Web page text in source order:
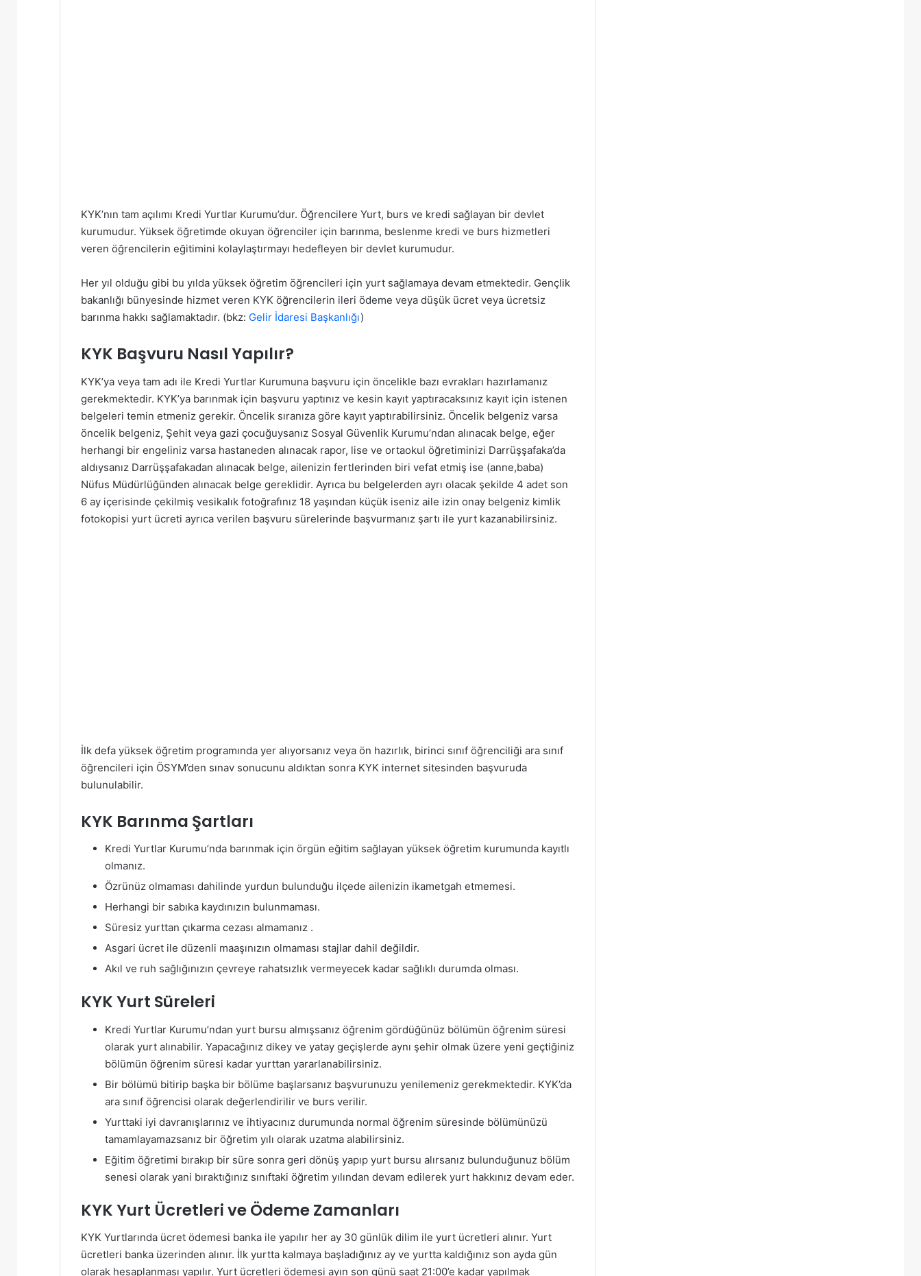
KYK’nın tam açılımı Kredi Yurtlar Kurumu’dur. Öğrencilere Yurt, burs ve kredi sağlayan bir devlet
kurumudur. Yüksek öğretimde okuyan öğrenciler için barınma, beslenme kredi ve burs hizmetleri
veren öğrencilerin eğitimini kolaylaştırmayı hedefleyen bir devlet kurumudur.
Her yıl olduğu gibi bu yılda yüksek öğretim öğrencileri için yurt sağlamaya devam etmektedir. Gençlik
bakanlığı bünyesinde hizmet veren KYK öğrencilerin ileri ödeme veya düşük ücret veya ücretsiz
barınma hakkı sağlamaktadır. (bkz: Gelir İdaresi Başkanlığı)
KYK Başvuru Nasıl Yapılır?
KYK’ya veya tam adı ile Kredi Yurtlar Kurumuna başvuru için öncelikle bazı evrakları hazırlamanız
gerekmektedir. KYK’ya barınmak için başvuru yaptınız ve kesin kayıt yaptıracaksınız kayıt için istenen
belgeleri temin etmeniz gerekir. Öncelik sıranıza göre kayıt yaptırabilirsiniz. Öncelik belgeniz varsa
öncelik belgeniz, Şehit veya gazi çocuğuysanız Sosyal Güvenlik Kurumu’ndan alınacak belge, eğer
herhangi bir engeliniz varsa hastaneden alınacak rapor, lise ve ortaokul öğretiminizi Darrüşşafaka’da
aldıysanız Darrüşşafakadan alınacak belge, ailenizin fertlerinden biri vefat etmiş ise (anne,baba)
Nüfus Müdürlüğünden alınacak belge gereklidir. Ayrıca bu belgelerden ayrı olacak şekilde 4 adet son
6 ay içerisinde çekilmiş vesikalık fotoğrafınız 18 yaşından küçük iseniz aile izin onay belgeniz kimlik
fotokopisi yurt ücreti ayrıca verilen başvuru sürelerinde başvurmanız şartı ile yurt kazanabilirsiniz.
İlk defa yüksek öğretim programında yer alıyorsanız veya ön hazırlık, birinci sınıf öğrenciliği ara sınıf
öğrencileri için ÖSYM’den sınav sonucunu aldıktan sonra KYK internet sitesinden başvuruda
bulunulabilir.
KYK Barınma Şartları
Kredi Yurtlar Kurumu’nda barınmak için örgün eğitim sağlayan yüksek öğretim kurumunda kayıtlı
olmanız.
Özrünüz olmaması dahilinde yurdun bulunduğu ilçede ailenizin ikametgah etmemesi.
Herhangi bir sabıka kaydınızın bulunmaması.
Süresiz yurttan çıkarma cezası almamanız .
Asgari ücret ile düzenli maaşınızın olmaması stajlar dahil değildir.
Akıl ve ruh sağlığınızın çevreye rahatsızlık vermeyecek kadar sağlıklı durumda olması.
KYK Yurt Süreleri
Kredi Yurtlar Kurumu’ndan yurt bursu almışsanız öğrenim gördüğünüz bölümün öğrenim süresi
olarak yurt alınabilir. Yapacağınız dikey ve yatay geçişlerde aynı şehir olmak üzere yeni geçtiğiniz
bölümün öğrenim süresi kadar yurttan yararlanabilirsiniz.
Bir bölümü bitirip başka bir bölüme başlarsanız başvurunuzu yenilemeniz gerekmektedir. KYK’da
ara sınıf öğrencisi olarak değerlendirilir ve burs verilir.
Yurttaki iyi davranışlarınız ve ihtiyacınız durumunda normal öğrenim süresinde bölümünüzü
tamamlayamazsanız bir öğretim yılı olarak uzatma alabilirsiniz.
Eğitim öğretimi bırakıp bir süre sonra geri dönüş yapıp yurt bursu alırsanız bulunduğunuz bölüm
senesi olarak yani bıraktığınız sınıftaki öğretim yılından devam edilerek yurt hakkınız devam eder.
KYK Yurt Ücretleri ve Ödeme Zamanları
KYK Yurtlarında ücret ödemesi banka ile yapılır her ay 30 günlük dilim ile yurt ücretleri alınır. Yurt
ücretleri banka üzerinden alınır. İlk yurtta kalmaya başladığınız ay ve yurtta kaldığınız son ayda gün
olarak hesaplanması yapılır. Yurt ücretleri ödemesi ayın son günü saat 21:00’e kadar yapılmak